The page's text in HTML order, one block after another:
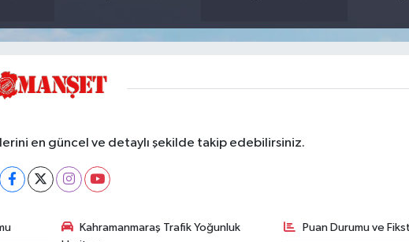
en güncel ve detaylı şekilde takip edebilirsiniz.
Kahramanmaraş Trafik Yoğunluk
Puan Durumu ve